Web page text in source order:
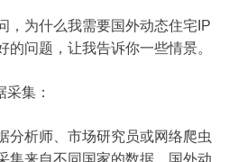
为什么我需要国外动态住宅IP
的问题，让我告诉你一些情景。
集：
析师、市场研究员或网络爬虫